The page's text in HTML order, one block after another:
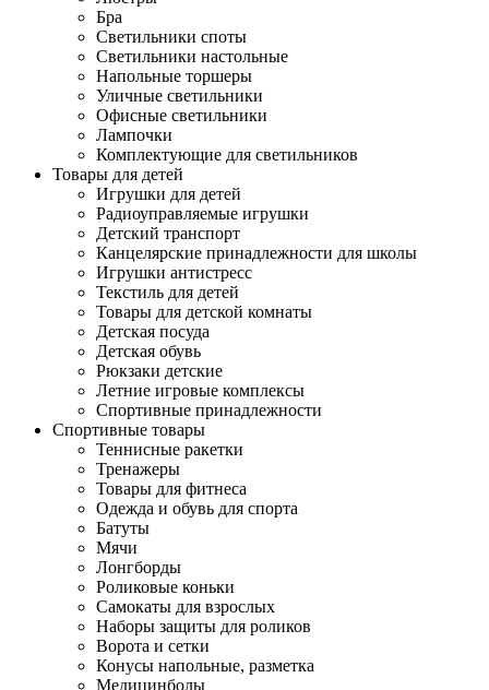
Бра
Светильники споты
Светильники настольные
Напольные торшеры
Уличные светильники
Офисные светильники
Лампочки
Комплектующие для светильников
Товары для детей
Игрушки для детей
Радиоуправляемые игрушки
Детский транспорт
Канцелярские принадлежности для школы
Игрушки антистресс
Текстиль для детей
Товары для детской комнаты
Детская посуда
Детская обувь
Рюкзаки детские
Летние игровые комплексы
Спортивные принадлежности
Спортивные товары
Теннисные ракетки
Тренажеры
Товары для фитнеса
Одежда и обувь для спорта
Батуты
Мячи
Лонгборды
Роликовые коньки
Самокаты для взрослых
Наборы защиты для роликов
Ворота и сетки
Конусы напольные, разметка
Медицинболы